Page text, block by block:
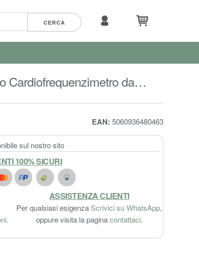
Cardiofrequenzimetro da
iOS
EAN: 5060936480463
sul nostro sito
100% SICURI
ASSISTENZA CLIENTI
Per qualsiasi esigenzaScrivici su WhatsApp,
oppure visita la paginacontattaci.
.